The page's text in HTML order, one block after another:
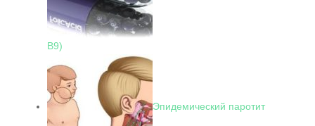
В9)
Эпидемический паротит